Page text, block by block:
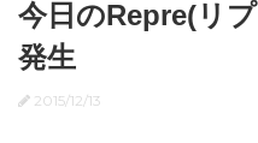
今日のRepre(リ
発生
2015/12/13